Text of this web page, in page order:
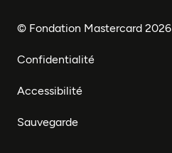
© Fondation Mastercard 2026
Confidentialité
Accessibilité
Sauvegarde